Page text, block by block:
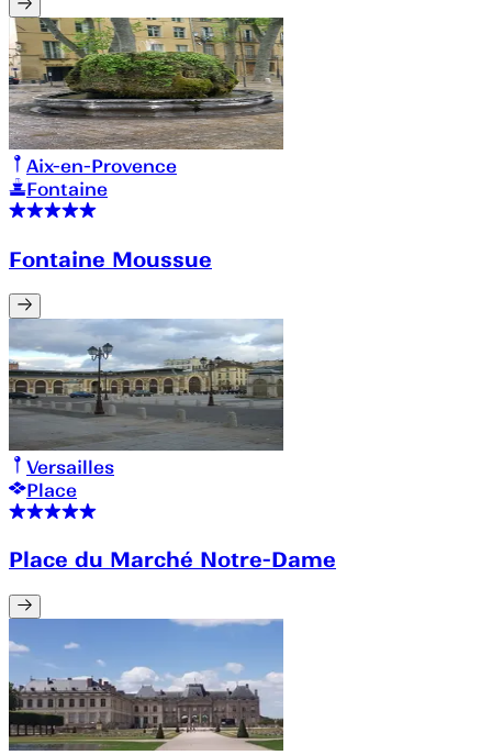
Aix-en-Provence
Fontaine
Fontaine Moussue
Versailles
Place
Place du Marché Notre-Dame